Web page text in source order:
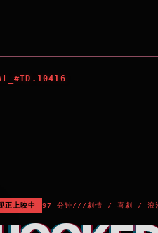
正上映中 97 分钟/// 劇情 / 喜劇 / 浪